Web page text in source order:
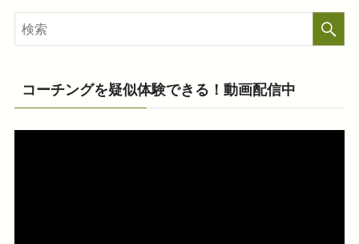
コーチングを疑似体験できる！動画配信中